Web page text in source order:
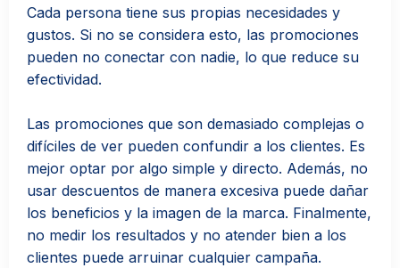
Cada persona tiene sus propias necesidades y
gustos. Si no se considera esto, las promociones
pueden no conectar con nadie, lo que reduce su
efectividad.
Las promociones que son demasiado complejas o
difíciles de ver pueden confundir a los clientes. Es
mejor optar por algo simple y directo. Además, no
usar descuentos de manera excesiva puede dañar
los beneficios y la imagen de la marca. Finalmente,
no medir los resultados y no atender bien a los
clientes puede arruinar cualquier campaña.